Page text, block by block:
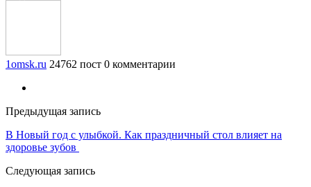
1omsk.ru 24762 пост 0 комментарии
Предыдущая запись
В Новый год с улыбкой. Как праздничный стол влияет на
здоровье зубов
Следующая запись